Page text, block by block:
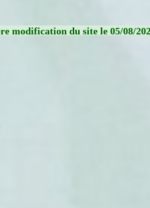
modification du site le 05/08/